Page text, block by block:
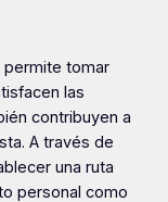
permite tomar
las
contribuyen a
A través de
una ruta
personal como